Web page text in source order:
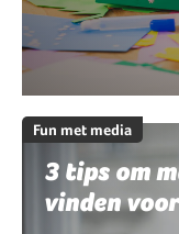
Fun met media
3 tips om
vinden